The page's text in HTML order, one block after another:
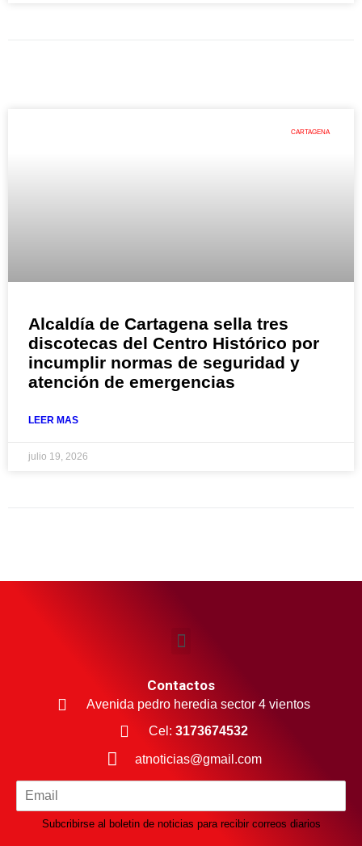
CARTAGENA
Alcaldía de Cartagena sella tres
discotecas del Centro Histórico por
incumplir normas de seguridad y
atención de emergencias
LEER MAS
julio 19, 2026
Contactos
Avenida pedro heredia sector 4 vientos
Cel: 3173674532
atnoticias@gmail.com
Subcribirse al boletin de noticias para recibir correos diarios